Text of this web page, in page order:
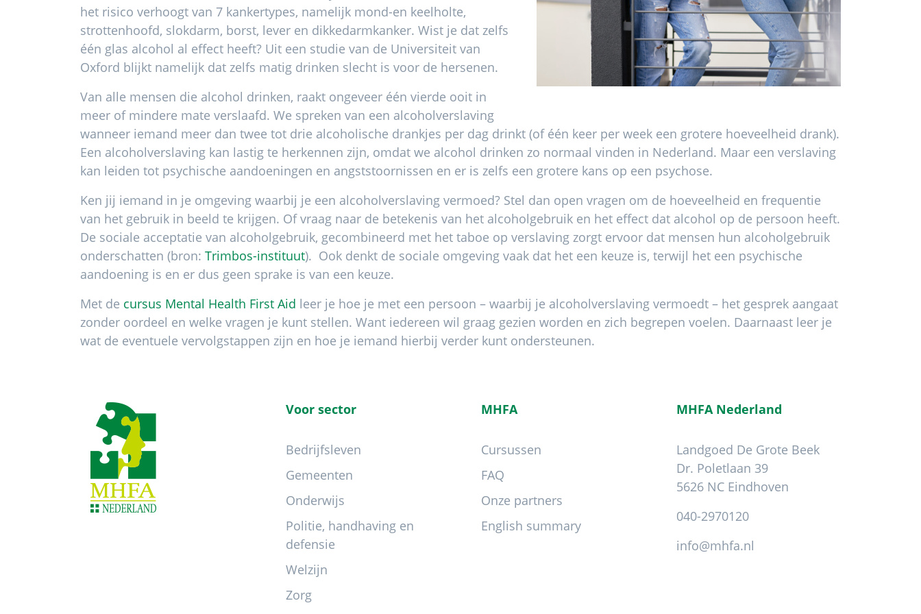
het risico verhoogt van 7 kankertypes, namelijk mond-en keelholte,
strottenhoofd, slokdarm, borst, lever en dikkedarmkanker. Wist je dat zelfs
één glas alcohol al effect heeft? Uit een studie van de Universiteit van
Oxford blijkt namelijk dat zelfs matig drinken slecht is voor de hersenen.
Van alle mensen die alcohol drinken, raakt ongeveer één vierde ooit in
meer of mindere mate verslaafd. We spreken van een alcoholverslaving
wanneer iemand meer dan twee tot drie alcoholische drankjes per dag drinkt (of één keer per week een grotere hoeveelheid drank).
Een alcoholverslaving kan lastig te herkennen zijn, omdat we alcohol drinken zo normaal vinden in Nederland. Maar een verslaving
kan leiden tot psychische aandoeningen en angststoornissen en er is zelfs een grotere kans op een psychose.
Ken jij iemand in je omgeving waarbij je een alcoholverslaving vermoed? Stel dan open vragen om de hoeveelheid en frequentie
van het gebruik in beeld te krijgen. Of vraag naar de betekenis van het alcoholgebruik en het effect dat alcohol op de persoon heeft.
De sociale acceptatie van alcoholgebruik, gecombineerd met het taboe op verslaving zorgt ervoor dat mensen hun alcoholgebruik
onderschatten (bron: Trimbos-instituut). Ook denkt de sociale omgeving vaak dat het een keuze is, terwijl het een psychische
aandoening is en er dus geen sprake is van een keuze.
Met de cursus Mental Health First Aid leer je hoe je met een persoon – waarbij je alcoholverslaving vermoedt – het gesprek aangaat
zonder oordeel en welke vragen je kunt stellen. Want iedereen wil graag gezien worden en zich begrepen voelen. Daarnaast leer je
wat de eventuele vervolgstappen zijn en hoe je iemand hierbij verder kunt ondersteunen.
Voor sector
Bedrijfsleven
Gemeenten
Onderwijs
Politie, handhaving en
defensie
Welzijn
Zorg
MHFA
Cursussen
FAQ
Onze partners
English summary
MHFA Nederland
Landgoed De Grote Beek
Dr. Poletlaan 39
5626 NC Eindhoven
040-2970120
info@mhfa.nl